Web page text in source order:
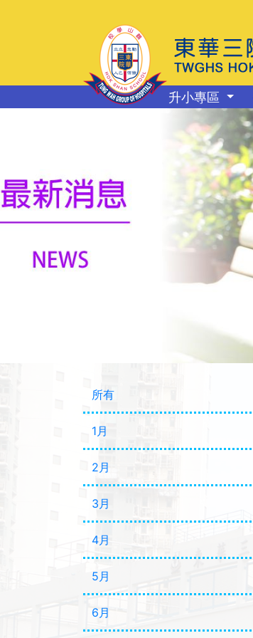
升小專區
所有
1月
2月
3月
4月
5月
6月